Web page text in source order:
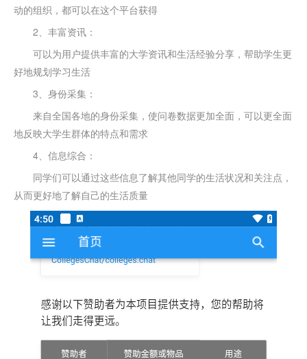
动的组织，都可以在这个平台获得
2、丰富资讯：
可以为用户提供丰富的大学资讯和生活经验分享，帮助学生更
好地规划学习生活
3、身份采集：
来自全国各地的身份采集，使问卷数据更加全面，可以更全面
地反映大学生群体的特点和需求
4、信息综合：
同学们可以通过这些信息了解其他同学的生活状况和关注点，
从而更好地了解自己的生活质量